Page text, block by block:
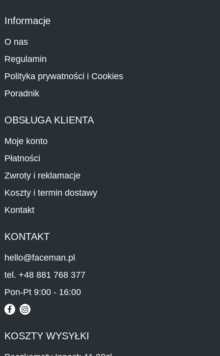
Informacje
O nas
Regulamin
Polityka prywatności i Cookies
Poradnik
OBSŁUGA KLIENTA
Moje konto
Płatności
Zwroty i reklamacje
Koszty i termin dostawy
Kontakt
KONTAKT
hello@faceman.pl
tel. +48 881 768 377
Pon-Pt 9:00 - 16:00
KOSZTY WYSYŁKI